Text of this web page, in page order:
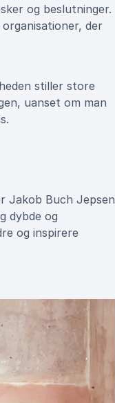
og beslutninger.
der
stiller store
uanset om man
Jakob Buch Jepsen
dybde og
og inspirere